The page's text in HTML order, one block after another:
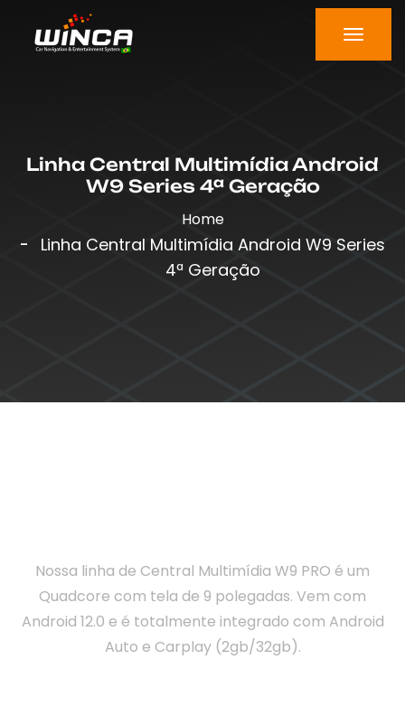
Linha Central Multimídia Android
W9 Series 4ª Geração
Home
Linha Central Multimídia Android W9 Series
4ª Geração
Nossa linha de Central Multimídia W9 PRO é um
Quadcore com tela de 9 polegadas. Vem com
Android 12.0 e é totalmente integrado com Android
Auto e Carplay (2gb/32gb).